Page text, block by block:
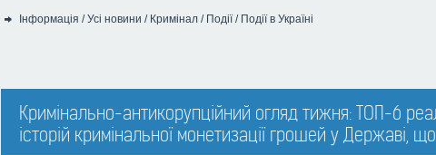
Інформація /Усі новини / Кримінал / Події/ Події в Україні
Кримінально-антикорупційний огляд тижня: ТОП-6
історій кримінальної монетизації грошей у Державі,